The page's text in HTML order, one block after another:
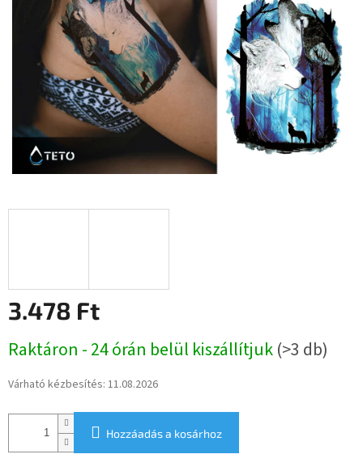
3.478 Ft
Raktáron - 24 órán belül kiszállítjuk(>3 db)
Várható kézbesítés: 11.08.2026
Hozzáadás a kosárhoz